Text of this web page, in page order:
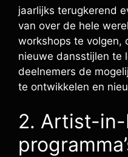
jaarlijks terugkerend
van over de hele
workshops te volgen,
nieuwe dansstijlen te
deelnemers de
te ontwikkelen en
2. Artist-in-